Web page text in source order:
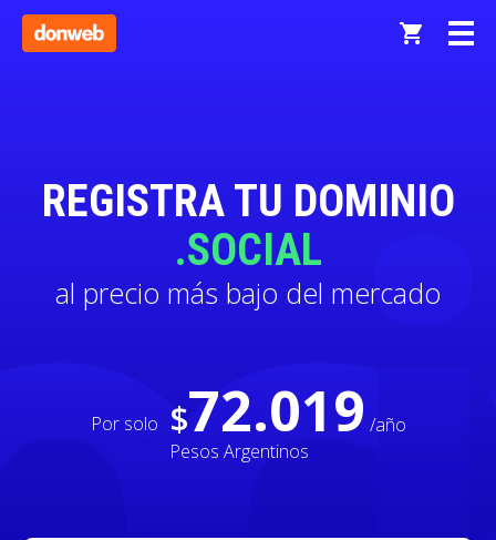
REGISTRA TU DOMINIO
.SOCIAL
al precio más bajo del mercado
Por solo $72.019 /año
Pesos Argentinos